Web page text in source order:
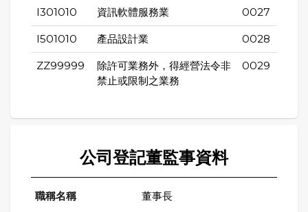
I301010 資訊軟體服務業 0027
I501010 產品設計業 0028
ZZ99999
除許可業務外，得經營法令非
禁止或限制之業務
0029
公司登記董監事資料
董事長